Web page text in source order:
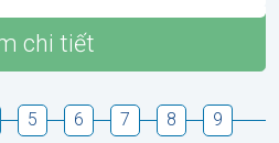
chi tiết
5 6 7 8 9